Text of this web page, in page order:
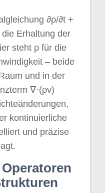
∂ρ/∂t +
Erhaltung der
steht ρ für die
– beide
und in der
∇·(ρv)
kontinuierliche
und präzise